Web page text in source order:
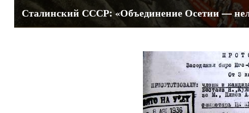
Сталинский СССР: «Объединение Осетии —